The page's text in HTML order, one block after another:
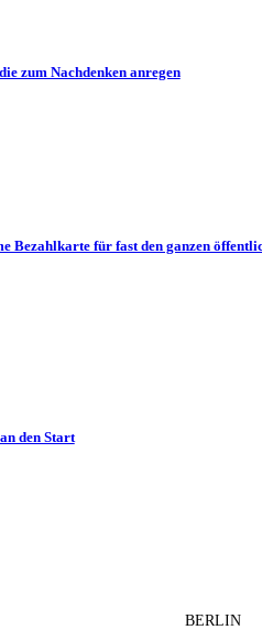
zum Nachdenken anregen
Bezahlkarte für fast den ganzen
den Start
BERLIN